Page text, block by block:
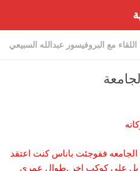
اللقاء مع البروفيسور عبدالله السبيعي
ففوجئت باناس كنت اعتقد
بل على كوكب اخر ,طوال عمري